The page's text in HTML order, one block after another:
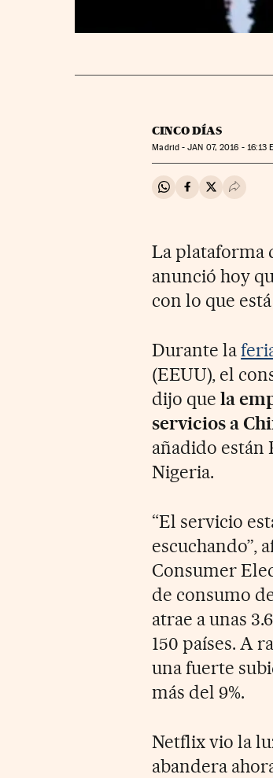
CINCO DÍAS
Madrid -JAN 07, 2016 - 16:13
Compartir en
Compartir en
Compartir
La plataforma
anunció hoy
con lo que
Durante la
(EEUU), el
dijo quela
servicios a
añadido están
Nigeria.
“El servicio
escuchando”,
Consumer
de consumo
atrae a unas
150 países. A
una fuerte
más del 9%.
Netflix vio la
abandera